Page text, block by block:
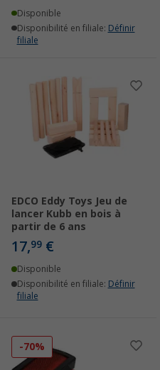
Disponible
Disponibilité en filiale: Définir
filiale
EDCO Eddy Toys Jeu de
lancer Kubb en bois à
partir de 6 ans
17,99 €
Disponible
Disponibilité en filiale: Définir
filiale
-70%